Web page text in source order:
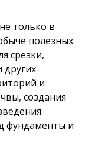
только в
полезных
срезки,
других
и
создания
фундаменты и